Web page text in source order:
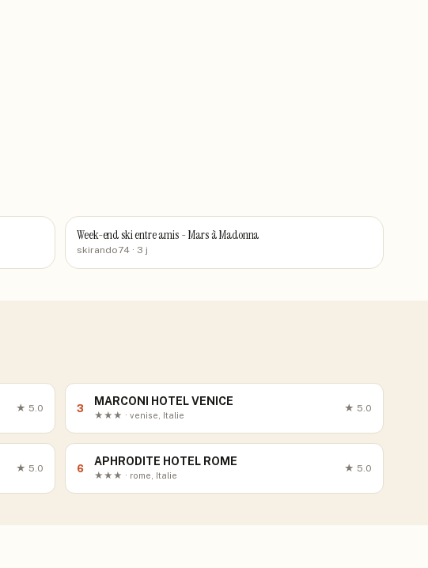
Week-end ski entre amis - Mars à Madonna
skirando74 · 3 j
★ 5.0 3
MARCONI HOTEL VENICE
★★★ · venise, Italie
★ 5.0
★ 5.0 6
APHRODITE HOTEL ROME
★★★ · rome, Italie
★ 5.0